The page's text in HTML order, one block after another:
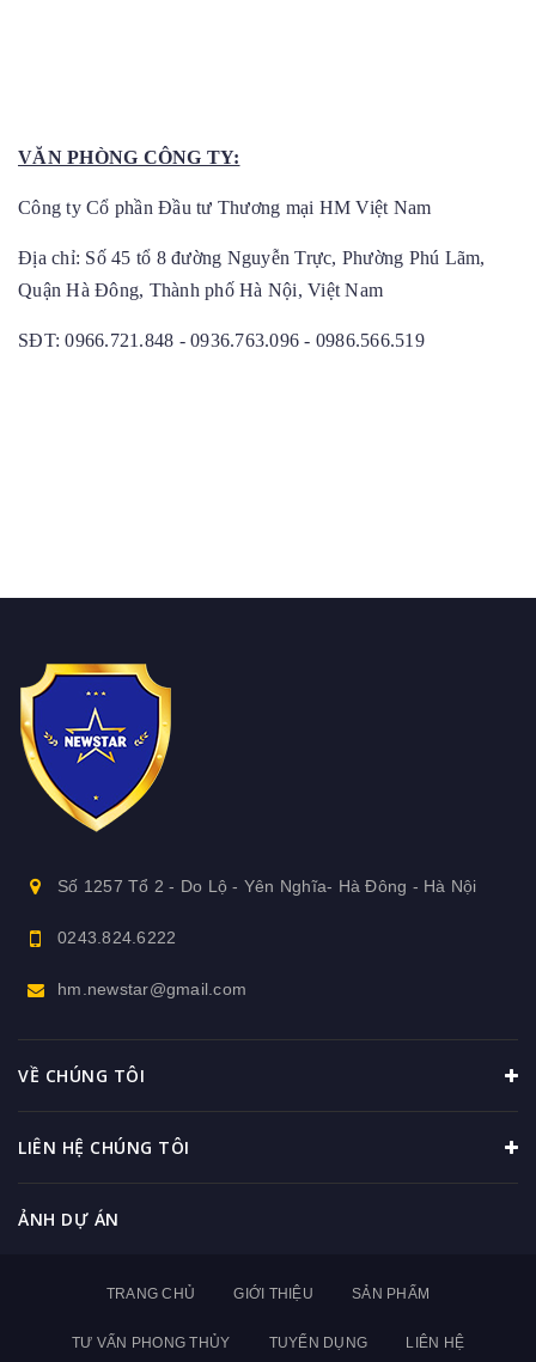
VĂN PHÒNG CÔNG TY:
Công ty Cổ phần Đầu tư Thương mại HM Việt Nam
Địa chỉ: Số 45 tổ 8 đường Nguyễn Trực, Phường Phú Lãm,
Quận Hà Đông, Thành phố Hà Nội, Việt Nam
SĐT: 0966.721.848 - 0936.763.096 - 0986.566.519
Số 1257 Tổ 2 - Do Lộ - Yên Nghĩa- Hà Đông - Hà Nội
0243.824.6222
hm.newstar@gmail.com
VỀ CHÚNG TÔI
LIÊN HỆ CHÚNG TÔI
ẢNH DỰ ÁN
TRANG CHỦ GIỚI THIỆU SẢN PHẨM
TƯ VẤN PHONG THỦY TUYỂN DỤNG LIÊN HỆ